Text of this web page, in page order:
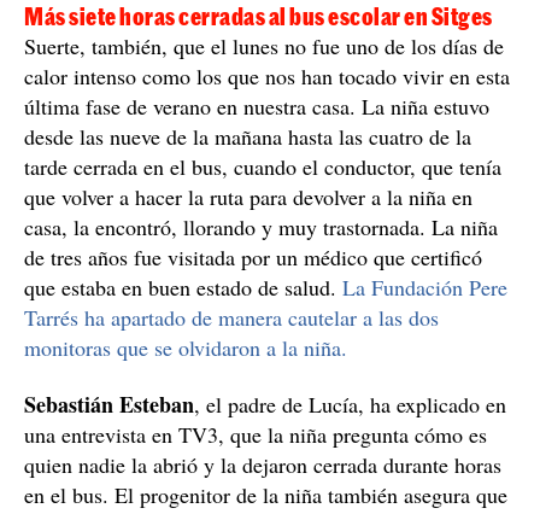
Más siete horas cerradas al bus escolar en Sitges
Suerte, también, que el lunes no fue uno de los días de
calor intenso como los que nos han tocado vivir en esta
última fase de verano en nuestra casa. La niña estuvo
desde las nueve de la mañana hasta las cuatro de la
tarde cerrada en el bus, cuando el conductor, que tenía
que volver a hacer la ruta para devolver a la niña en
casa, la encontró, llorando y muy trastornada. La niña
de tres años fue visitada por un médico que certificó
que estaba en buen estado de salud. La Fundación Pere
Tarrés ha apartado de manera cautelar a las dos
monitoras que se olvidaron a la niña.